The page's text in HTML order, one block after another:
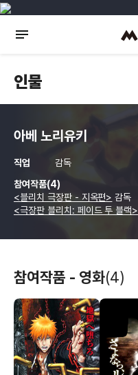
인물
아베 노리유키
직업
감독
참여작품(4)
<블리치 극장판 - 지옥편> 감독
<극장판 블리치: 페이드 투 블랙>
참여작품 - 영화(4)